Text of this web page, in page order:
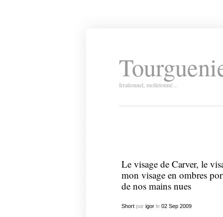
Irrationnel, molletonné…
Le visage de Carver, le
mon visage en ombres
de nos mains nues
Shortpar igorle 02 Sep 2009